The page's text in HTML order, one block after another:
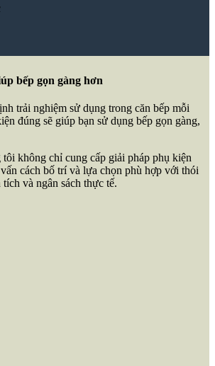
bếp gọn gàng hơn
trải nghiệm sử dụng trong căn bếp mỗi
đúng sẽ giúp bạn sử dụng bếp gọn gàng,
không chỉ cung cấp giải pháp phụ kiện
cách bố trí và lựa chọn phù hợp với thói
và ngân sách thực tế.